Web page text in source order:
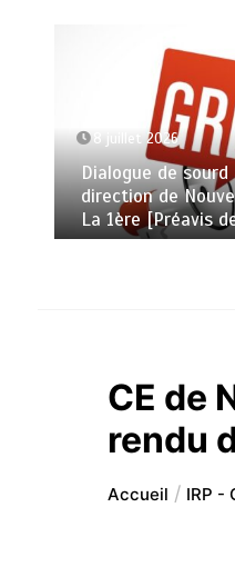
8 juillet 2026
Dialogue de sourd
direction de
La 1ère [Préavis
CE de
rendu
Accueil IRP -